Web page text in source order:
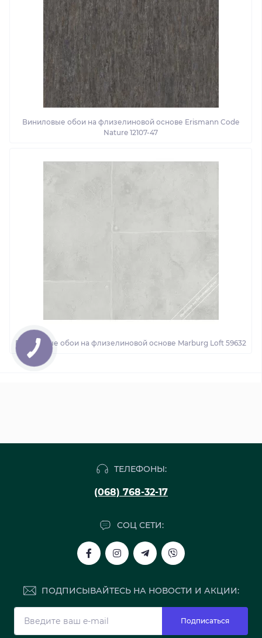
Виниловые обои на флизелиновой основе Erismann Code
Nature 12107-47
Виниловые обои на флизелиновой основе Marburg Loft 59632
ТЕЛЕФОНЫ:
(068) 768-32-17
СОЦ СЕТИ:
ПОДПИСЫВАЙТЕСЬ НА НОВОСТИ И АКЦИИ:
Подписаться